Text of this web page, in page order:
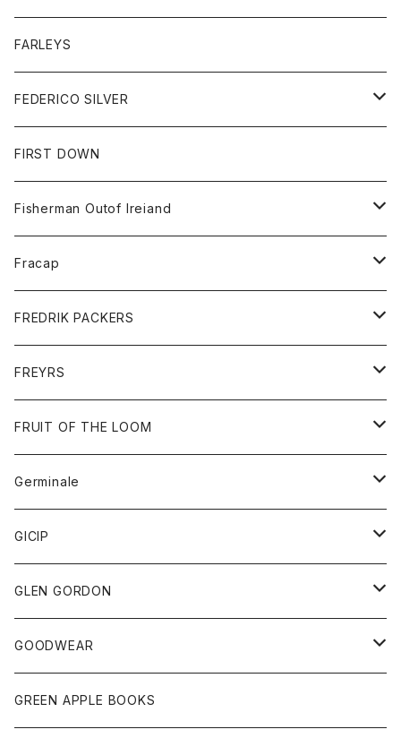
シャツ
セーター
ボトム
ショートパンツ
パンツ
レディース
コート
ジャケット
Tシャツ
ボトム
トップス
ジャケット
スエットシャツ
ボトム
スエットパンツ
グッズ
帽子
FARLEYS
FEDERICO SILVER
アクセサリー
FIRST DOWN
Fisherman Outof Ireiand
ニット
Fracap
グッズ
靴
FREDRIK PACKERS
アクセサリー
バッグ
FREYRS
サングラス
FRUIT OF THE LOOM
アウター
パーカー
グッズ
ネクタイ
チーフ
トップス
シャツ
タンクトップ
ボトム
ショートパンツ
レディース
Germinale
靴
サンダル
GICIP
トップス
Tシャツ
GLEN GORDON
グッズ
手袋
GOODWEAR
トップス
GREEN APPLE BOOKS